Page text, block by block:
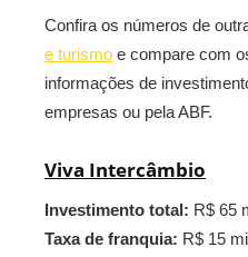
Confira os números de
e turismo e compare com
informações de
empresas ou pela ABF.
Viva Intercâmbio
Investimento total: R$ 65
Taxa de franquia: R$ 15